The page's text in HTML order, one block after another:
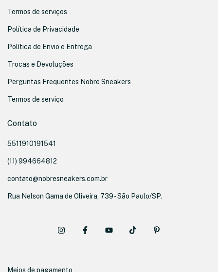
Termos de serviços
Política de Privacidade
Política de Envio e Entrega
Trocas e Devoluções
Perguntas Frequentes Nobre Sneakers
Termos de serviço
Contato
5511910191541
(11) 994664812
contato@nobresneakers.com.br
Rua Nelson Gama de Oliveira, 739 - São Paulo/SP.
Meios de pagamento